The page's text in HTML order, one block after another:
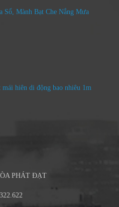
Sổ, Mành Bạt Che Nắng Mưa
hiên di động bao nhiêu 1m
PHÁT ĐẠT